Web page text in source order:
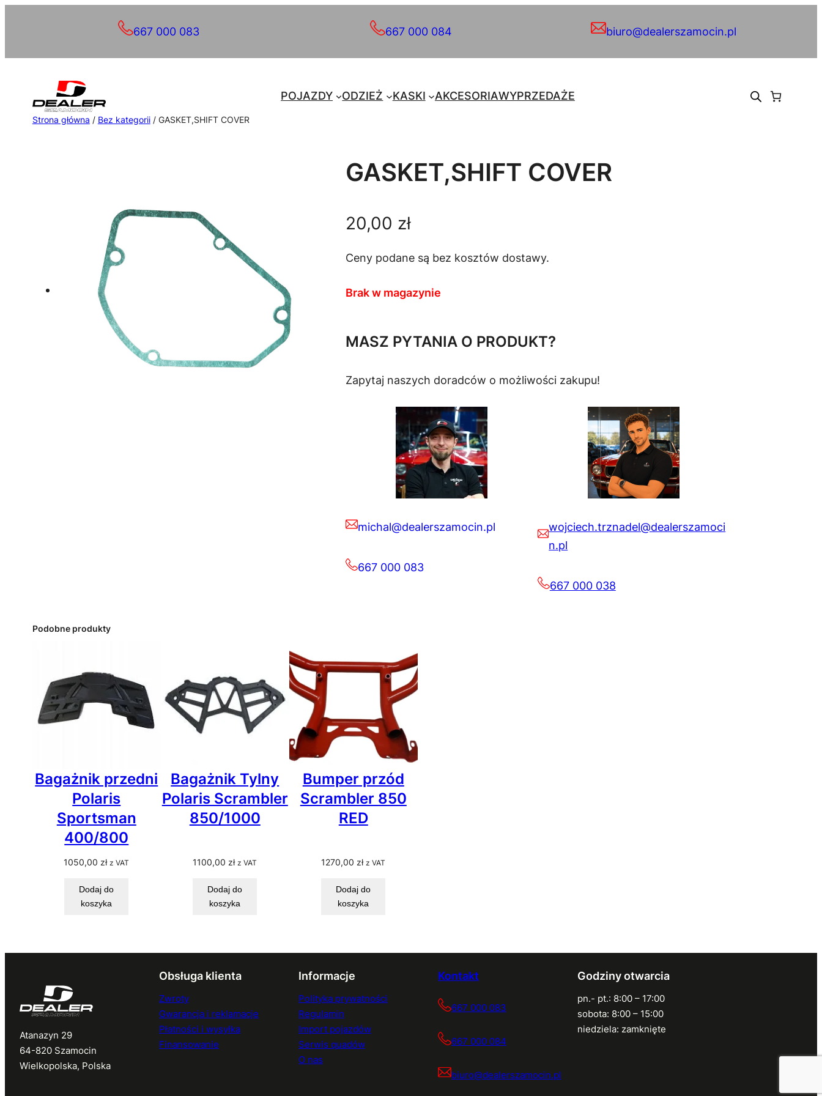
667 000 083 667 000 084 biuro@dealerszamocin.pl
POJAZDY ODZIEŻ KASKI AKCESORIAWYPRZEDAŻE
Strona główna / Bez kategorii/ GASKET,SHIFT COVER
GASKET,SHIFT COVER
20,00 zł
Ceny podane są bez kosztów dostawy.
Brak w magazynie
MASZ PYTANIA O PRODUKT?
Zapytaj naszych doradców o możliwości zakupu!
michal@dealerszamocin.pl
667 000 083
wojciech.trznadel@dealerszamoci
n.pl
667 000 038
Podobne produkty
Bagażnik przedni
Polaris
Sportsman
400/800
1050,00 zł z VAT
Dodaj do
koszyka
Bagażnik Tylny
Polaris Scrambler
850/1000
1100,00 zł z VAT
Dodaj do
koszyka
Bumper przód
Scrambler 850
RED
1270,00 zł z VAT
Dodaj do
koszyka
Atanazyn 29
64-820 Szamocin
Wielkopolska, Polska
Obsługa klienta
Zwroty
Gwarancja i reklamacje
Płatności i wysyłka
Finansowanie
Informacje
Polityka prywatności
Regulamin
Import pojazdów
Serwis quadów
O nas
Kontakt
667 000 083
667 000 084
biuro@dealerszamocin.pl
Godziny otwarcia
pn.- pt.: 8:00 – 17:00
sobota: 8:00 – 15:00
niedziela: zamknięte